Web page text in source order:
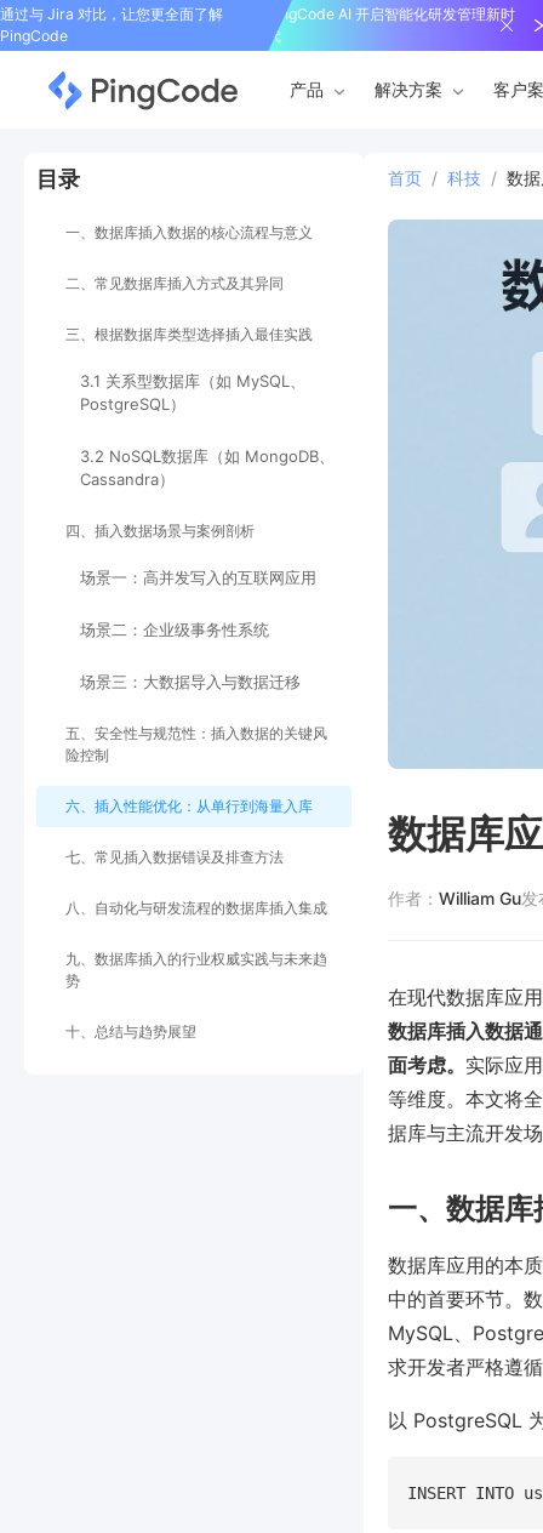
通过与 Jira 对比，让您更全面了解
PingCode
PingCode AI 开启智能化研发管理新时
代
产品 解决方案 客户
目录
一、数据库插入数据的核心流程与意义
二、常见数据库插入方式及其异同
三、根据数据库类型选择插入最佳实践
3.1 关系型数据库（如 MySQL、
PostgreSQL）
3.2 NoSQL数据库（如 MongoDB、
Cassandra）
四、插入数据场景与案例剖析
场景一：高并发写入的互联网应用
场景二：企业级事务性系统
场景三：大数据导入与数据迁移
五、安全性与规范性：插入数据的关键风
险控制
六、插入性能优化：从单行到海量入库
七、常见插入数据错误及排查方法
八、自动化与研发流程的数据库插入集成
九、数据库插入的行业权威实践与未来趋
势
十、总结与趋势展望
首页 / 科技 / 数
数据库
作者： William Gu发
在现代数据库应
数据库插入数据
面考虑。 实际应
等维度。本文将
据库与主流开发
一、数据
数据库应用的本
中的首要环节。
MySQL、
求开发者严格遵
以 PostgreSQL